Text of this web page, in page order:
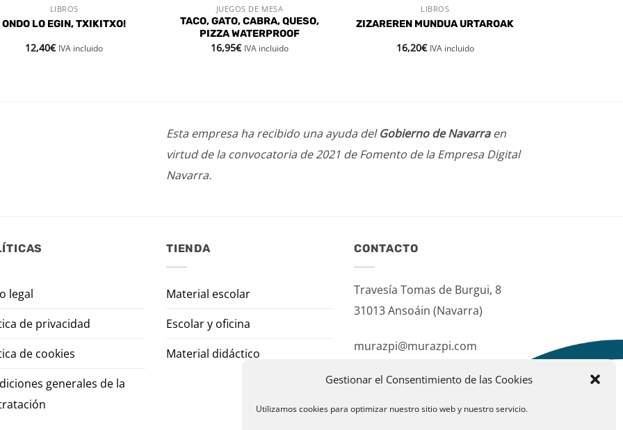
Gestionar el Consentimiento de las Cookies
Utilizamos cookies para optimizar nuestro sitio web y nuestro servicio.
VISTA RÁPIDA
LIBROS
ONDO LO EGIN, TXIKITXO!
12,40€ IVA incluido
VISTA RÁPIDA
JUEGOS DE MESA
TACO, GATO, CABRA, QUESO,
PIZZA WATERPROOF
16,95€ IVA incluido
VISTA RÁPIDA
LIBROS
ZIZAREREN MUNDUA URTAROAK
16,20€ IVA incluido
Esta empresa ha recibido una ayuda delGobierno de Navarraen
virtud de la convocatoria de 2021 de Fomento de la Empresa Digital
Navarra.
legal
de privacidad
de cookies
generales de la
TIENDA
Material escolar
Escolar y oficina
Material didáctico
CONTACTO
Travesía Tomas de Burgui, 8
31013 Ansoáin (Navarra)
murazpi@murazpi.com